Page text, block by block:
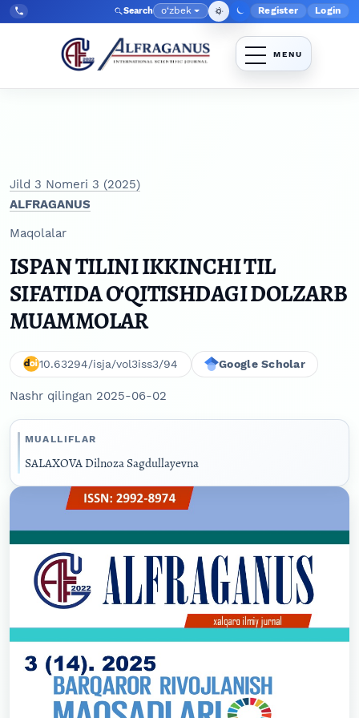
Skip to main navigation menu
Skip to main content
Skip to site footer
Tel:
+998903350930 Search Language
o‘zbek Admin
Register Login
Jild 3 Nomeri 3 (2025)
ALFRAGANUS
Maqolalar
ISPAN TILINI IKKINCHI TIL
SIFATIDA O‘QITISHDAGI DOLZARB
MUAMMOLAR
10.63294/isja/vol3iss3/94 Google Scholar
Nashr qilingan 2025-06-02
MUALLIFLAR
SALAXOVA Dilnoza Sagdullayevna